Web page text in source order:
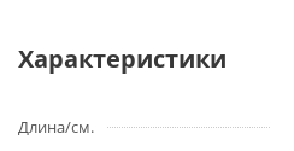
Характеристики
Длина/см.